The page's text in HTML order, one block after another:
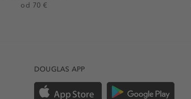
od 70 €
DOUGLAS APP